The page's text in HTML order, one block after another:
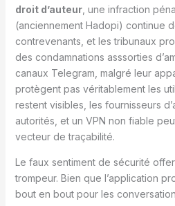
droit d’auteur, une infraction
(anciennement Hadopi) continue
contrevenants, et les tribunaux
des condamnations asssorties
canaux Telegram, malgré leur
protègent pas véritablement les
restent visibles, les fournisseurs
autorités, et un VPN non fiable
vecteur de traçabilité.
Le faux sentiment de sécurité
trompeur. Bien que l’application
bout en bout pour les